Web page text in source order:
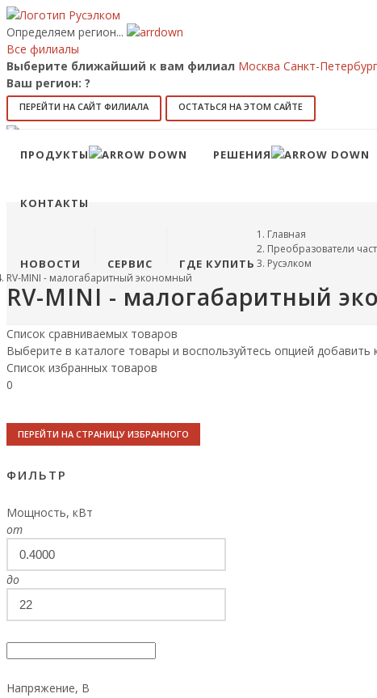
Определяем регион...
Все филиалы
Выберите ближайший к вам филиал Москва Санкт-Петербург
Ваш регион: ?
ПЕРЕЙТИ НА САЙТ ФИЛИАЛА ОСТАТЬСЯ НА ЭТОМ САЙТЕ
8 (800) 707-15-56 info@ruselkom.ru
ПРОДУКТЫ РЕШЕНИЯ
КОНТАКТЫ
НОВОСТИ СЕРВИС ГДЕ КУПИТЬ
Главная
Преобразователи
Русэлком
RV-MINI - малогабаритный экономный
RV-MINI - малогабаритный
Список сравниваемых товаров
Выберите в каталоге товары и воспользуйтесь опцией добавить
Список избранных товаров
0
ПЕРЕЙТИ НА СТРАНИЦУ ИЗБРАННОГО
ФИЛЬТР
Мощность, кВт
от
до
Напряжение, В